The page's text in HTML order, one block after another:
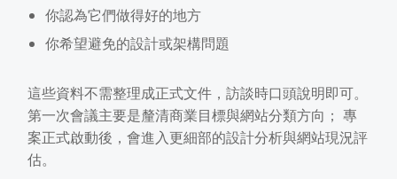
你認為它們做得好的地方
你希望避免的設計或架構問題
這些資料不需整理成正式文件，訪談時口頭說明即可。
第一次會議主要是釐清商業目標與網站分類方向； 專
案正式啟動後，會進入更細部的設計分析與網站現況評
估。